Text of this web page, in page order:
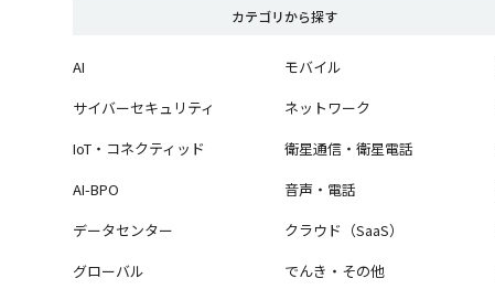
カテゴリから探す
AI
サイバーセキュリティ
IoT・コネクティッド
AI-BPO
データセンター
グローバル
モバイル
ネットワーク
衛星通信・衛星電話
音声・電話
クラウド（SaaS）
でんき・その他